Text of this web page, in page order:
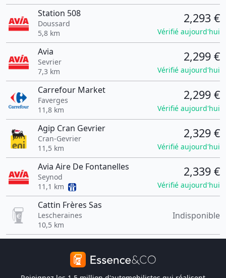
Station 508
Doussard
5,8 km
2,293 €
Vérifié aujourd'hui
Avia
Sevrier
7,3 km
2,299 €
Vérifié aujourd'hui
Carrefour Market
Faverges
11,8 km
2,299 €
Vérifié aujourd'hui
Agip Cran Gevrier
Cran-Gevrier
11,5 km
2,329 €
Vérifié aujourd'hui
Avia Aire De Fontanelles
Seynod
11,1 km
2,339 €
Vérifié aujourd'hui
Cattin Frères Sas
Lescheraines
10,5 km
Indisponible